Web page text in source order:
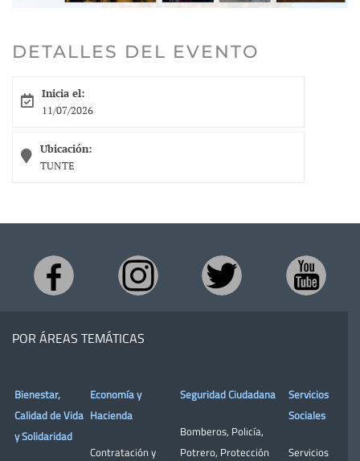
DETALLES DEL EVENTO
Inicia el:
11/07/2026
Ubicación:
TUNTE
POR ÁREAS TEMÁTICAS
Bienestar,
Calidad de Vida
y Solidaridad
Economía y
Hacienda
Contratación y
Seguridad Ciudadana
Bomberos, Policía,
Potrero, Protección
Servicios
Sociales
Servicios